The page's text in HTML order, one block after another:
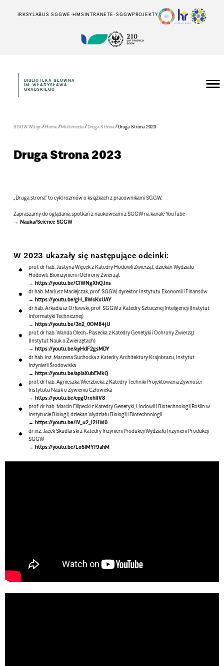
IRKSYLABUS SGGWE-HMSINTRANETE-SGGWPROJEKTY
BIBLIOTEKA GŁÓWNA
IM. WŁADYSŁAWA
GRABSKIEGO
SGGW Witryn/Home/Multimedia/Druga Strona/Druga Strona 2023
Druga Strona 2023
„Druga strona” to cykl rozmów o książkach z pracownikami SGGW.
Zapraszamy do oglądania spotkań z naukowcami z SGGW na kanale YouTube
Nauka/Science SGGW
W 2023 ukazały się następujące odcinki:
prof. dr hab. Justyna Więcek z Katedry Hodowli Zwierząt, dziekan Wydziału
Hodowli, Bioinżynierii i Ochrony Zwierząt
https://youtu.be/CIWNgXhQJns
dr hab. Mariusz Maciejczak, prof. SGGW, dyrektor Instytutu Ekonomii i Finansów
https://youtu.be/gH_8WcKxUAY
dr hab. Arkadiusz Orłowski, prof. SGGW z Katedry Sztucznej Inteligencji (Instytut
Informatyki Technicznej)
https://youtu.be/3n2_0OM84jU
prof. dr hab. Wanda Olech-Piasecka z Katedry Genetyki i Ochrony Zwierząt
(Instytut Nauk o Zwierzętach)
https://youtu.be/ayHdF2gsMDY
dr hab. inż. Marzena Suchocka z Katedry Architektury Krajobrazu, Instytut
Inżynierii Środowiska
https://youtu.be/apIaXubEMkQ
prof. dr hab. Agnieszka Wierzbicka z Katedry Techniki Projektowania Żywności
Instytutu Nauk o Żywieniu Człowieka
https://youtu.be/cpgOrxhllV8
prof. dr hab. Marcin Filipecki z Katedry Genetyki, Hodowli i Biotechnologii Roślin w
Instytucie Biologii, dziekan Wydziału Biologii i Biotechnologii
https://youtu.be/iV_u2_I2HW0
dr inż. Jacek Skudlarski z Katedry Inżynierii Produkcji Wydziału Inżynierii Produkcji
SGGW
https://youtu.be/Lo5IMYf9ahM